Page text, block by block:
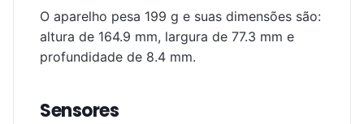
O aparelho pesa 199 g e suas dimensões são:
altura de 164.9 mm, largura de 77.3 mm e
profundidade de 8.4 mm.
Sensores